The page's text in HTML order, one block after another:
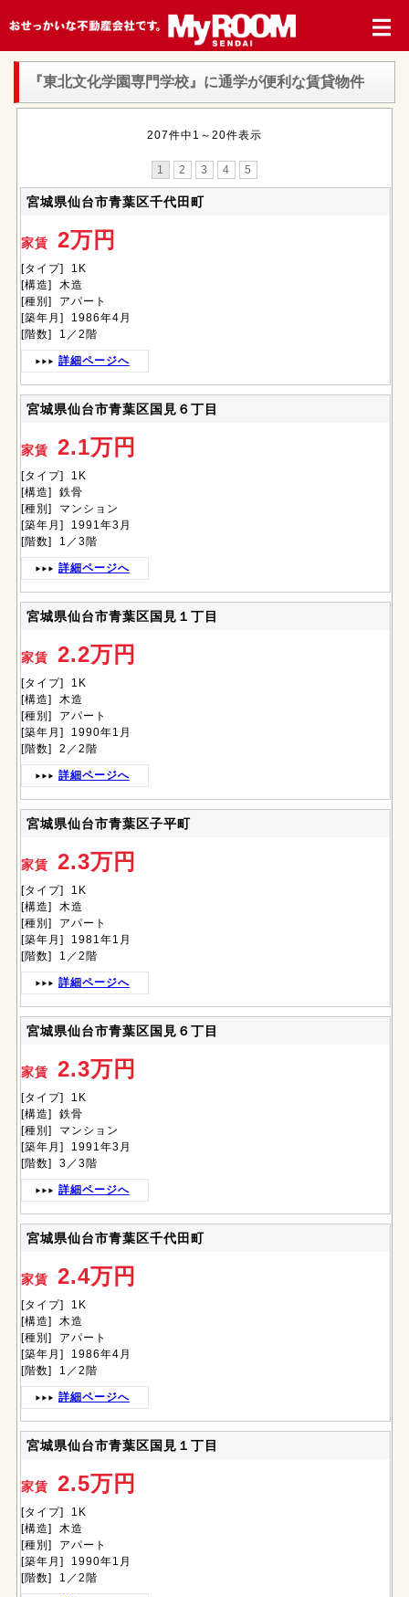
『東北文化学園専門学校』 に通学が便利な賃貸物件
207件中1～20件表示
1 2 3 4 5
宮城県仙台市青葉区千代田町
家賃 2万円
[タイプ] 1K
[構造] 木造
[種別] アパート
[築年月] 1986年4月
[階数] 1／2階
詳細ページへ
宮城県仙台市青葉区国見６丁目
家賃 2.1万円
[タイプ] 1K
[構造] 鉄骨
[種別] マンション
[築年月] 1991年3月
[階数] 1／3階
詳細ページへ
宮城県仙台市青葉区国見１丁目
家賃 2.2万円
[タイプ] 1K
[構造] 木造
[種別] アパート
[築年月] 1990年1月
[階数] 2／2階
詳細ページへ
宮城県仙台市青葉区子平町
家賃 2.3万円
[タイプ] 1K
[構造] 木造
[種別] アパート
[築年月] 1981年1月
[階数] 1／2階
詳細ページへ
宮城県仙台市青葉区国見６丁目
家賃 2.3万円
[タイプ] 1K
[構造] 鉄骨
[種別] マンション
[築年月] 1991年3月
[階数] 3／3階
詳細ページへ
宮城県仙台市青葉区千代田町
家賃 2.4万円
[タイプ] 1K
[構造] 木造
[種別] アパート
[築年月] 1986年4月
[階数] 1／2階
詳細ページへ
宮城県仙台市青葉区国見１丁目
家賃 2.5万円
[タイプ] 1K
[構造] 木造
[種別] アパート
[築年月] 1990年1月
[階数] 1／2階